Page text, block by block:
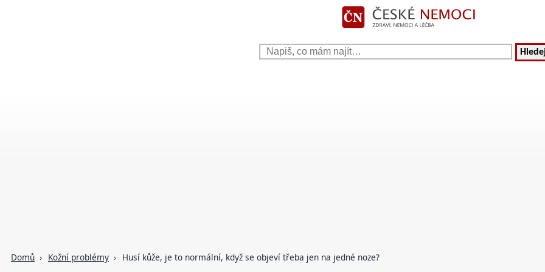
Domů Kožní problémy Husí kůže, je to normální, když se objeví třeba jen na jedné noze?